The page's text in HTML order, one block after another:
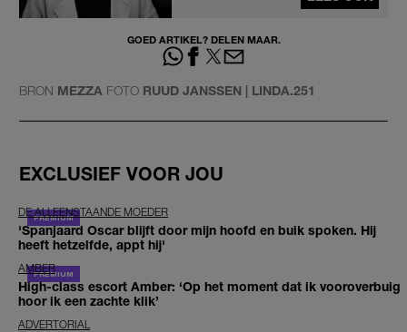
GOED ARTIKEL? DELEN MAAR.
BRON MEZZA FOTO RUUD JANSSEN | LINDA.251
EXCLUSIEF VOOR JOU
DE ALLEENSTAANDE MOEDER
'Spanjaard Oscar blijft door mijn hoofd en buik spoken. Hij
heeft hetzelfde, appt hij'
AMBER
High-class escort Amber: ‘Op het moment dat ik vooroverbuig
hoor ik een zachte klik’
ADVERTORIAL